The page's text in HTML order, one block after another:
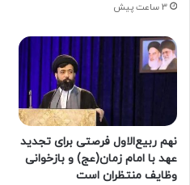
3 ساعت پیش
نهم ربیع‌الاول فرصتی برای تجدید
عهد با امام زمان(عج) و بازخوانی
وظایف منتظران است